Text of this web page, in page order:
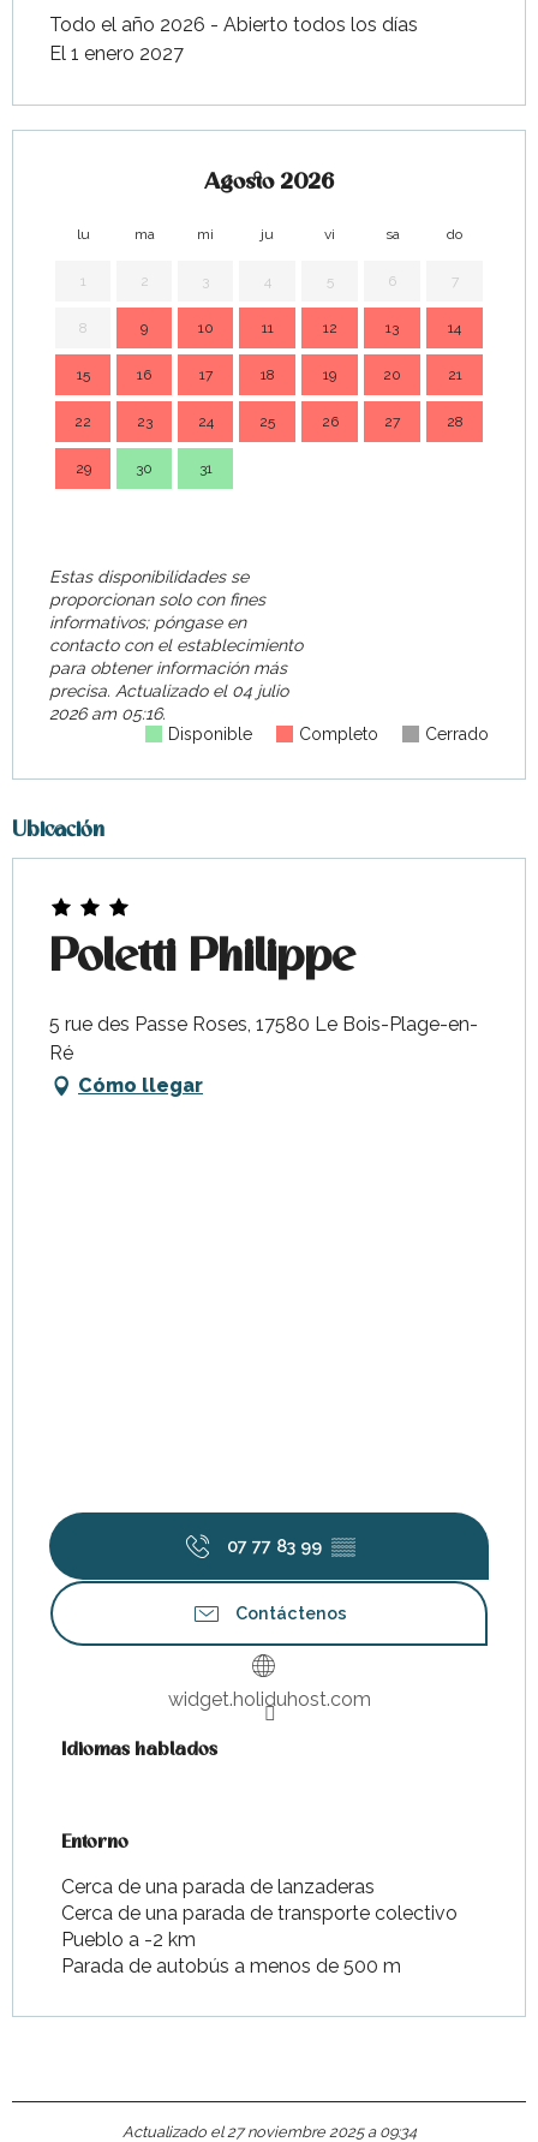
Todo el año 2026 - Abierto todos los días
El 1 enero 2027
Agosto 2026
lu ma mi ju vi sa do
1 2 3 4 5 6 7
8 9 10 11 12 13 14
15 16 17 18 19 20 21
22 23 24 25 26 27 28
29 30 31
Estas disponibilidades se
proporcionan solo con fines
informativos; póngase en
contacto con el establecimiento
para obtener información más
precisa. Actualizado el04 julio
2026 am 05:16.
Disponible
Completo Cerrado
Ubicación
Poletti Philippe
5 rue des Passe Roses, 17580 Le Bois-Plage-en-
Ré
Cómo llegar
07 77 83 99 ▒▒
Contáctenos
widget.holiduhost.com
Idiomas hablados
Idiomas hablados
Entorno
Entorno
Cerca de una parada de lanzaderas
Cerca de una parada de transporte colectivo
Pueblo a -2 km
Parada de autobús a menos de 500 m
Actualizado el 27 noviembre 2025 a 09:34